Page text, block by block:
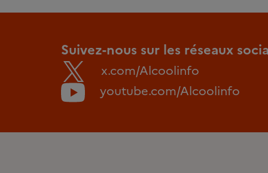
Suivez-nous sur les réseaux
x.com/Alcoolinfo
youtube.com/Alcoolinfo